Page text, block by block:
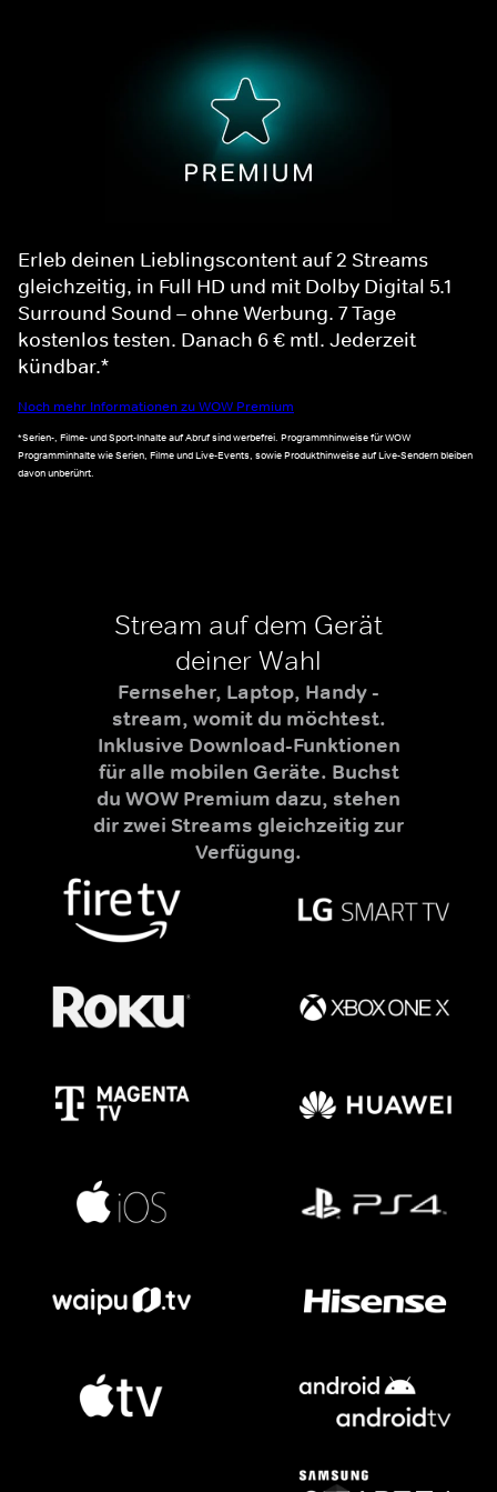
Erleb deinen Lieblingscontent auf 2 Streams
gleichzeitig, in Full HD und mit Dolby Digital 5.1
Surround Sound – ohne Werbung. 7 Tage
kostenlos testen. Danach 6 € mtl. Jederzeit
kündbar.*
Noch mehr Informationen zu WOW Premium
*Serien-, Filme- und Sport-Inhalte auf Abruf sind werbefrei. Programmhinweise für WOW
Programminhalte wie Serien, Filme und Live-Events, sowie Produkthinweise auf Live-Sendern bleiben
davon unberührt.
Stream auf dem Gerät
deiner Wahl
Fernseher, Laptop, Handy -
stream, womit du möchtest.
Inklusive Download-Funktionen
für alle mobilen Geräte. Buchst
du WOW Premium dazu, stehen
dir zwei Streams gleichzeitig zur
Verfügung.